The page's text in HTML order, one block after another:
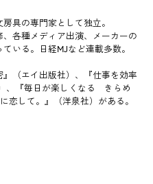
具の専門家として独立。
各種メディア出演、メーカーの
いる。日経MJなど連載多数。
（エイ出版社）、『仕事を効率
、『毎日が楽しくなる きらめ
恋して。』（洋泉社）がある。